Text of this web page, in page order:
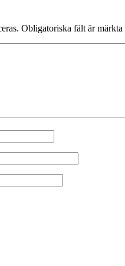
Obligatoriska fält är märkta